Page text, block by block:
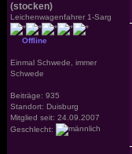
(stocken)
Leichenwagenfahrer 1-Sarg
Offline
Einmal Schwede, immer
Schwede
Beiträge: 935
Standort: Duisburg
Mitglied seit: 24.09.2007
Geschlecht: